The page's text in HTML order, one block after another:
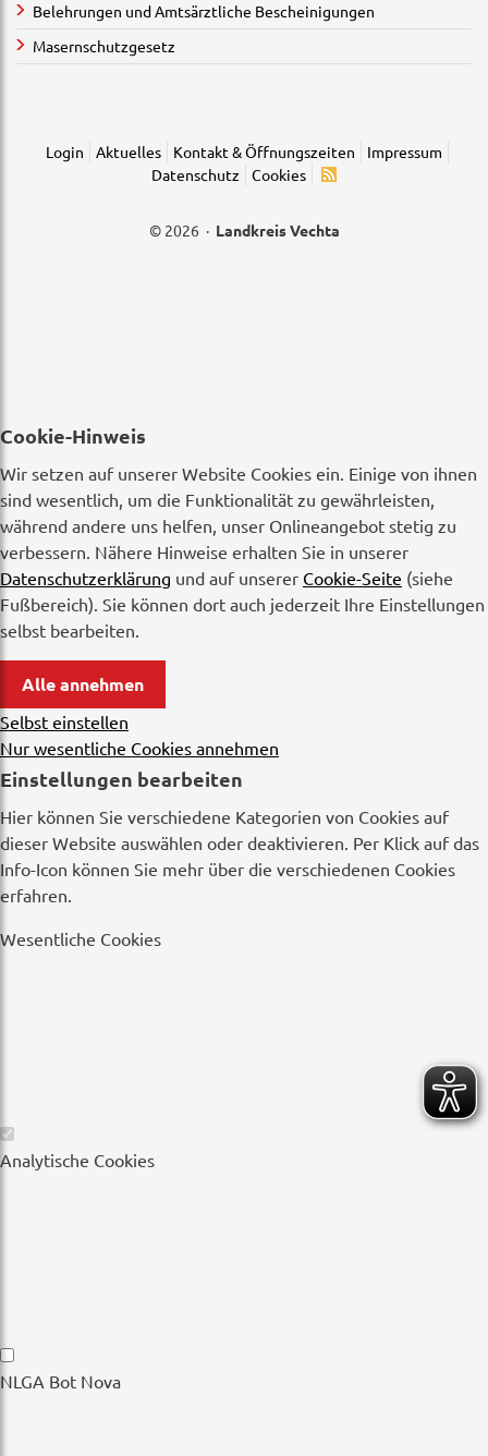
Belehrungen und Amtsärztliche Bescheinigungen
Masernschutzgesetz
Login Aktuelles Kontakt & Öffnungszeiten
Impressum
Datenschutz
Cookies
© 2026 · Landkreis Vechta
Cookie-Hinweis
Wir setzen auf unserer Website Cookies ein. Einige von ihnen
sind wesentlich, um die Funktionalität zu gewährleisten,
während andere uns helfen, unser Onlineangebot stetig zu
verbessern. Nähere Hinweise erhalten Sie in unserer
Datenschutzerklärung und auf unserer Cookie-Seite (siehe
Fußbereich). Sie können dort auch jederzeit Ihre Einstellungen
selbst bearbeiten.
Alle annehmen
Selbst einstellen
Nur wesentliche Cookies annehmen
Einstellungen bearbeiten
Hier können Sie verschiedene Kategorien von Cookies auf
dieser Website auswählen oder deaktivieren. Per Klick auf das
Info-Icon können Sie mehr über die verschiedenen Cookies
erfahren.
Wesentliche Cookies
Wesentliche
Cookies
Analytische Cookies
Analytische
Cookies
NLGA Bot Nova